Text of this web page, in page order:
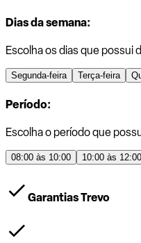
Dias da semana:
Escolha os dias que possui
Segunda-feira Terça-feira
Período:
Escolha o período que
08:00 às 10:00 10:00 às 12:00
Garantias Trevo